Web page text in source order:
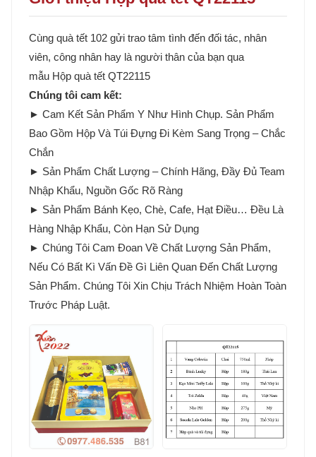
Cùng quà tết 102 gửi trao tâm tình đến đối tác, nhân
viên, công nhân hay là người thân của bạn qua
mẫu Hộp quà tết QT22115
Chúng tôi cam kết:
► Cam Kết Sản Phẩm Y Như Hình Chụp. Sản Phẩm
Bao Gồm Hộp Và Túi Đựng Đi Kèm Sang Trọng – Chắc
Chắn
► Sản Phẩm Chất Lượng – Chính Hãng, Đầy Đủ Team
Nhập Khẩu, Nguồn Gốc Rõ Ràng
► Sản Phẩm Bánh Kẹo, Chè, Cafe, Hạt Điều… Đều Là
Hàng Nhập Khẩu, Còn Hạn Sử Dụng
► Chúng Tôi Cam Đoan Về Chất Lượng Sản Phẩm,
Nếu Có Bất Kì Vấn Đề Gì Liên Quan Đến Chất Lượng
Sản Phẩm. Chúng Tôi Xin Chịu Trách Nhiệm Hoàn Toàn
Trước Pháp Luật.